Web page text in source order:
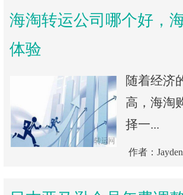
海淘转运公司哪个好，
体验
随着经济
高，海淘
择一...
作者：